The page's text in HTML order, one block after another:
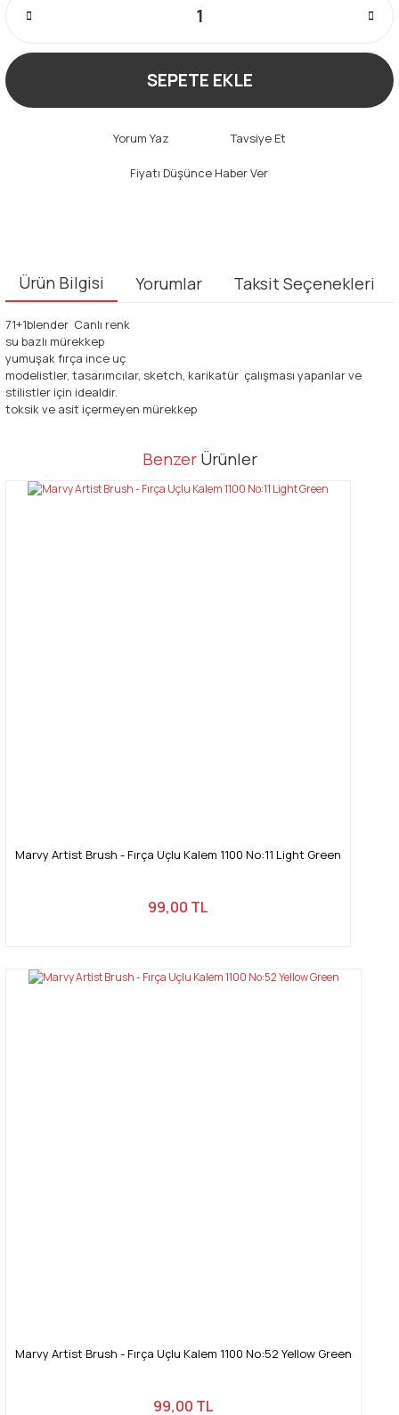
SEPETE EKLE
Yorum Yaz Tavsiye Et
Fiyatı Düşünce Haber Ver
Ürün Bilgisi Yorumlar Taksit Seçenekleri
71+1blender Canlı renk
su bazlı mürekkep
yumuşak fırça ince uç
modelistler, tasarımcılar, sketch, karikatür çalışması yapanlar ve
stilistler için idealdir.
toksik ve asit içermeyen mürekkep
Bu ürüne ilk yorumu siz yapın!
Bu ürünün fiyat bilgisi, resim, ürün açıklamalarında ve diğer
tarafımıza iletebilirsiniz.
Benzer Ürünler
Marvy Artist Brush - Fırça Uçlu Kalem 1100 No:11 Light Green
99,00 TL
Marvy Artist Brush - Fırça Uçlu Kalem 1100 No:52 Yellow Green
99,00 TL